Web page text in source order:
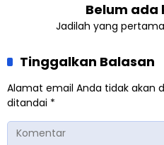
Belum ada
Jadilah yang
Tinggalkan Balasan
Alamat email Anda tidak akan
ditandai *